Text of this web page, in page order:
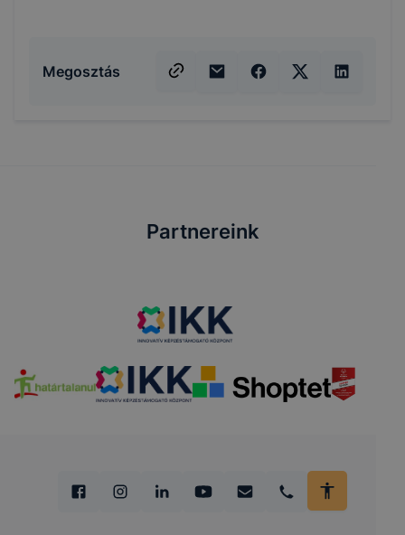
Megosztás
Partnereink